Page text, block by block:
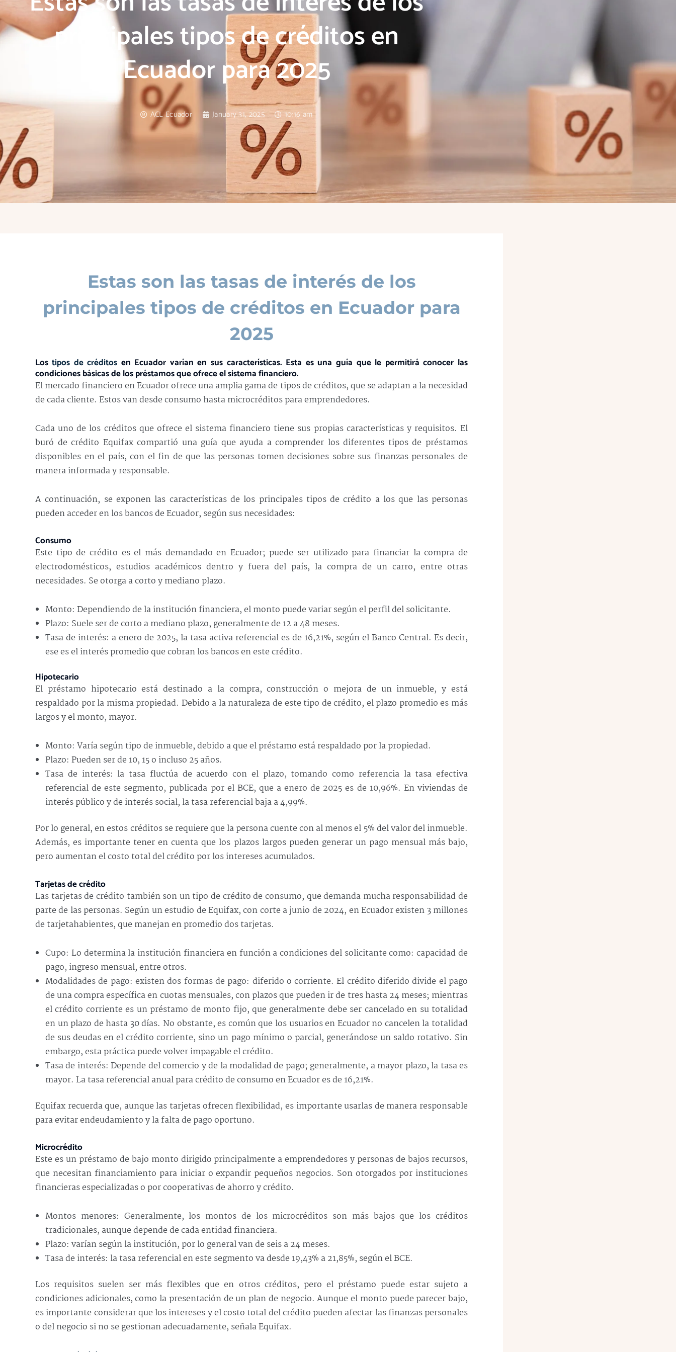
principales tipos de créditos en
Ecuador para 2025
ACL Ecuador January 31, 2025 10:16 am
Estas son las tasas de interés de los
principales tipos de créditos en Ecuador para
2025
Los tipos de créditos en Ecuador varían en sus características. Esta es una guía que le permitirá conocer las
condiciones básicas de los préstamos que ofrece el sistema financiero.
El mercado financiero en Ecuador ofrece una amplia gama de tipos de créditos, que se adaptan a la necesidad
de cada cliente. Estos van desde consumo hasta microcréditos para emprendedores.
Cada uno de los créditos que ofrece el sistema financiero tiene sus propias características y requisitos. El
buró de crédito Equifax compartió una guía que ayuda a comprender los diferentes tipos de préstamos
disponibles en el país, con el fin de que las personas tomen decisiones sobre sus finanzas personales de
manera informada y responsable.
A continuación, se exponen las características de los principales tipos de crédito a los que las personas
pueden acceder en los bancos de Ecuador, según sus necesidades:
Consumo
Este tipo de crédito es el más demandado en Ecuador; puede ser utilizado para financiar la compra de
electrodomésticos, estudios académicos dentro y fuera del país, la compra de un carro, entre otras
necesidades. Se otorga a corto y mediano plazo.
Monto: Dependiendo de la institución financiera, el monto puede variar según el perfil del solicitante.
Plazo: Suele ser de corto a mediano plazo, generalmente de 12 a 48 meses.
Tasa de interés: a enero de 2025, la tasa activa referencial es de 16,21%, según el Banco Central. Es decir,
ese es el interés promedio que cobran los bancos en este crédito.
Hipotecario
El préstamo hipotecario está destinado a la compra, construcción o mejora de un inmueble, y está
respaldado por la misma propiedad. Debido a la naturaleza de este tipo de crédito, el plazo promedio es más
largos y el monto, mayor.
Monto: Varía según tipo de inmueble, debido a que el préstamo está respaldado por la propiedad.
Plazo: Pueden ser de 10, 15 o incluso 25 años.
Tasa de interés: la tasa fluctúa de acuerdo con el plazo, tomando como referencia la tasa efectiva
referencial de este segmento, publicada por el BCE, que a enero de 2025 es de 10,96%. En viviendas de
interés público y de interés social, la tasa referencial baja a 4,99%.
Por lo general, en estos créditos se requiere que la persona cuente con al menos el 5% del valor del inmueble.
Además, es importante tener en cuenta que los plazos largos pueden generar un pago mensual más bajo,
pero aumentan el costo total del crédito por los intereses acumulados.
Tarjetas de crédito
Las tarjetas de crédito también son un tipo de crédito de consumo, que demanda mucha responsabilidad de
parte de las personas. Según un estudio de Equifax, con corte a junio de 2024, en Ecuador existen 3 millones
de tarjetahabientes, que manejan en promedio dos tarjetas.
Cupo: Lo determina la institución financiera en función a condiciones del solicitante como: capacidad de
pago, ingreso mensual, entre otros.
Modalidades de pago: existen dos formas de pago: diferido o corriente. El crédito diferido divide el pago
de una compra específica en cuotas mensuales, con plazos que pueden ir de tres hasta 24 meses; mientras
el crédito corriente es un préstamo de monto fijo, que generalmente debe ser cancelado en su totalidad
en un plazo de hasta 30 días. No obstante, es común que los usuarios en Ecuador no cancelen la totalidad
de sus deudas en el crédito corriente, sino un pago mínimo o parcial, generándose un saldo rotativo. Sin
embargo, esta práctica puede volver impagable el crédito.
Tasa de interés: Depende del comercio y de la modalidad de pago; generalmente, a mayor plazo, la tasa es
mayor. La tasa referencial anual para crédito de consumo en Ecuador es de 16,21%.
Equifax recuerda que, aunque las tarjetas ofrecen flexibilidad, es importante usarlas de manera responsable
para evitar endeudamiento y la falta de pago oportuno.
Microcrédito
Este es un préstamo de bajo monto dirigido principalmente a emprendedores y personas de bajos recursos,
que necesitan financiamiento para iniciar o expandir pequeños negocios. Son otorgados por instituciones
financieras especializadas o por cooperativas de ahorro y crédito.
Montos menores: Generalmente, los montos de los microcréditos son más bajos que los créditos
tradicionales, aunque depende de cada entidad financiera.
Plazo: varían según la institución, por lo general van de seis a 24 meses.
Tasa de interés: la tasa referencial en este segmento va desde 19,43% a 21,85%, según el BCE.
Los requisitos suelen ser más flexibles que en otros créditos, pero el préstamo puede estar sujeto a
condiciones adicionales, como la presentación de un plan de negocio. Aunque el monto puede parecer bajo,
es importante considerar que los intereses y el costo total del crédito pueden afectar las finanzas personales
o del negocio si no se gestionan adecuadamente, señala Equifax.